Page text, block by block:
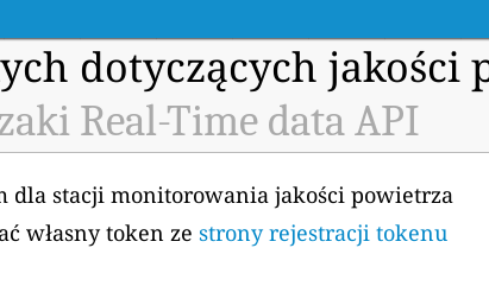
dotyczących jakości
Real-Time data API
dla stacji monitorowania jakości powietrza
własny token ze strony rejestracji tokenu